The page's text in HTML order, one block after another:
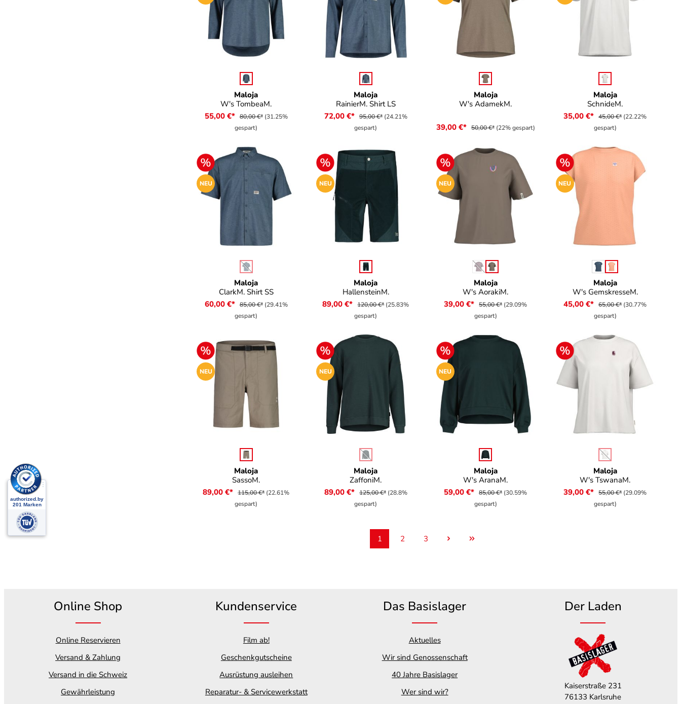
Maloja
W's TombeaM.
auswählen
55,00 €* 80,00 €* (31.25%
gespart)
Maloja
RainierM. Shirt LS
auswählen
72,00 €* 95,00 €* (24.21%
gespart)
Maloja
W's AdamekM.
auswählen
39,00 €* 50,00 €* (22% gespart)
Maloja
SchnideM.
auswählen
35,00 €* 45,00 €* (22.22%
gespart)
NEU
Maloja
ClarkM. Shirt SS
auswählen
(Diese Option ist zurzeit nicht verfügbar.)
60,00 €* 85,00 €* (29.41%
gespart)
NEU
Maloja
HallensteinM.
auswählen
89,00 €* 120,00 €* (25.83%
gespart)
NEU
Maloja
W's AorakiM.
auswählen
(Diese Option ist zurzeit nicht verfügbar.)
39,00 €* 55,00 €* (29.09%
gespart)
NEU
Maloja
W's GemskresseM.
auswählen
45,00 €* 65,00 €* (30.77%
gespart)
NEU
Maloja
SassoM.
auswählen
89,00 €* 115,00 €* (22.61%
gespart)
NEU
Maloja
ZaffoniM.
auswählen
(Diese Option ist zurzeit nicht verfügbar.)
89,00 €* 125,00 €* (28.8%
gespart)
NEU
Maloja
W's AranaM.
auswählen
59,00 €* 85,00 €* (30.59%
gespart)
Maloja
W's TswanaM.
auswählen
(Diese Option ist zurzeit
39,00 €* 55,00 €* (29.09%
gespart)
Seite
1 Seite
2 Seite
3
Online Shop
Online Reservieren
Versand & Zahlung
Versand in die Schweiz
Gewährleistung
Kundenservice
Film ab!
Geschenkgutscheine
Ausrüstung ausleihen
Reparatur- & Servicewerkstatt
Das Basislager
Aktuelles
Wir sind Genossenschaft
40 Jahre Basislager
Wer sind wir?
Der Laden
Kaiserstraße 231
76133 Karlsruhe